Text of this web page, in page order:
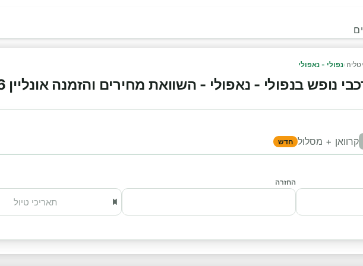
›נפולי - נאפולי
נופש בנפולי - נאפולי - השוואת מחירים והזמנה אונליין 2026
קרוואן + מסלול חדש
החזרה